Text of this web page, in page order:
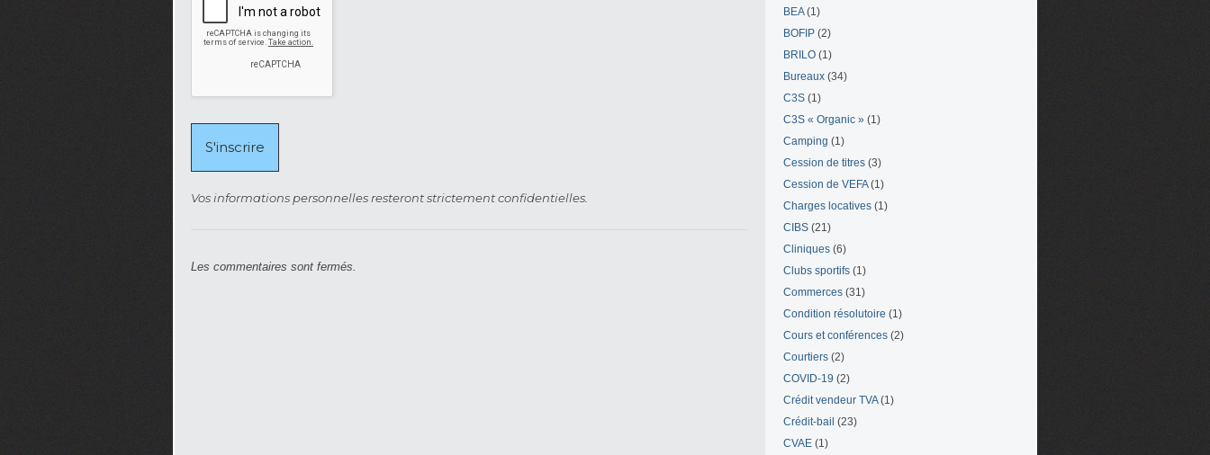
Vos informations personnelles resteront strictement confidentielles.
Les commentaires sont fermés.
BEA(1)
BOFIP (2)
BRILO (1)
Bureaux (34)
C3S (1)
C3S « Organic » (1)
Camping (1)
Cession de titres (3)
Cession de VEFA(1)
Charges locatives (1)
CIBS (21)
Cliniques (6)
Clubs sportifs (1)
Commerces (31)
Condition résolutoire (1)
Cours et conférences (2)
Courtiers (2)
COVID-19 (2)
Crédit vendeur TVA(1)
Crédit-bail (23)
CVAE (1)